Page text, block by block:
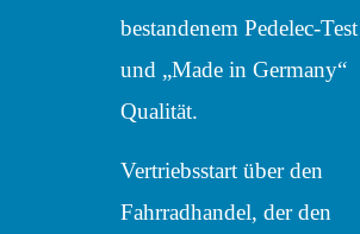
bestan­de­nem Pedelec-Test
und „Made in Germany“
Qualität.
Vertriebs­start über den
Fahr­rad­han­del, der den